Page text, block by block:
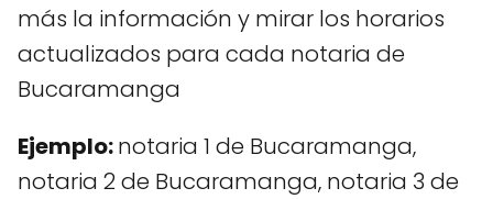
más la información y mirar los horarios
actualizados para cada notaria de
Bucaramanga
Ejemplo:notaria 1 de Bucaramanga,
notaria 2 de Bucaramanga, notaria 3 de